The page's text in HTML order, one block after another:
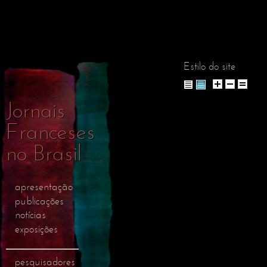
Estilo do site
Jornais
Franceses
no Brasil
apresentação
publicações
notícias
exposições
pesquisadores